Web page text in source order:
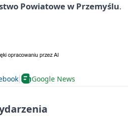
Powiatowe w Przemyślu.
Google News